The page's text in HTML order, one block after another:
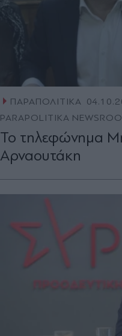
ΠΑΡΑΠΟΛΙΤΙΚΑ
PARAPOLITIKA
Το τηλεφώνημα
Αρναουτάκη